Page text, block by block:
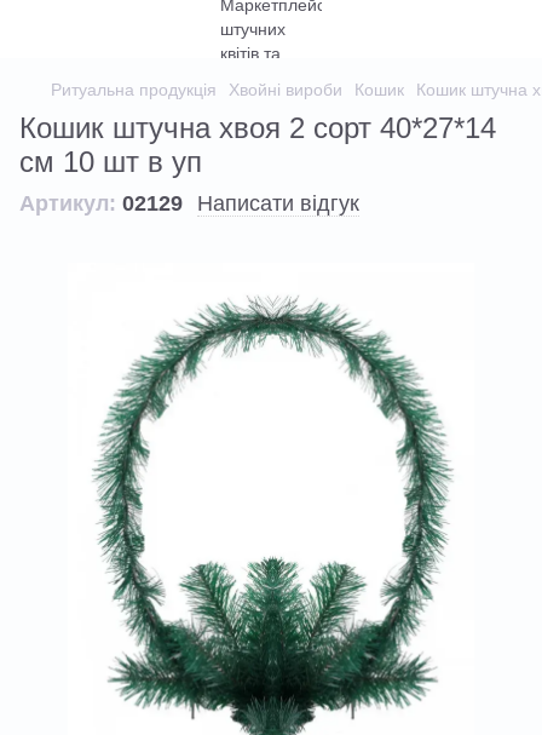
Ритуальна продукція Хвойні вироби Кошик Кошик штучна
Кошик штучна хвоя 2 сорт 40*27*14
см 10 шт в уп
Артикул: 02129 Написати відгук